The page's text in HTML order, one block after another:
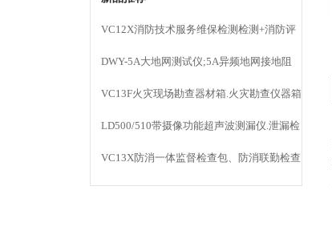
VC12X消防技术服务维保检测检测+消防评
估仪器
DWY-5A大地网测试仪;5A异频地网接地阻
抗;防雷检测
VC13F火灾现场勘查器材箱.火灾勘查仪器箱
LD500/510带摄像功能超声波测漏仪.泄漏检
测仪
VC13X防消一体监督检查包、防消联勤检查
器材包